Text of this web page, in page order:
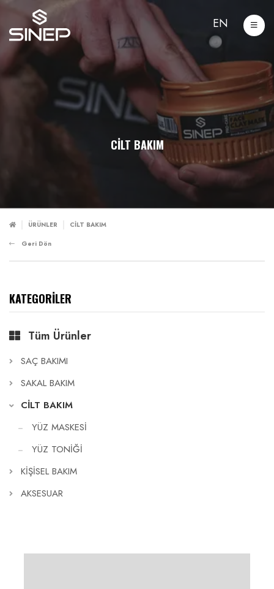
EN
CİLT BAKIM
ÜRÜNLER CİLT BAKIM
Geri Dön
KATEGORİLER
Tüm Ürünler
SAÇ BAKIMI
SAKAL BAKIM
CİLT BAKIM
YÜZ MASKESİ
YÜZ TONİĞİ
KİŞİSEL BAKIM
AKSESUAR